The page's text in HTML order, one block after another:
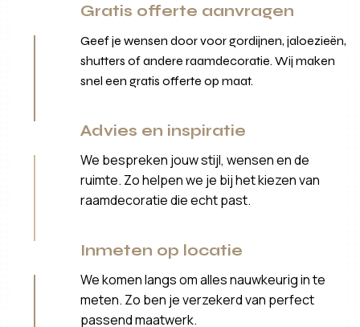
Gratis offerte aanvragen
Geef je wensen door voor gordijnen, jaloezieën,
shutters of andere raamdecoratie. Wij maken
snel een gratis offerte op maat.
Advies en inspiratie
We bespreken jouw stijl, wensen en de
ruimte. Zo helpen we je bij het kiezen van
raamdecoratie die echt past.
Inmeten op locatie
We komen langs om alles nauwkeurig in te
meten. Zo ben je verzekerd van perfect
passend maatwerk.